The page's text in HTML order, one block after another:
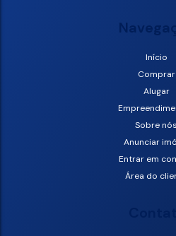
Início
Comprar
Alugar
Sobre nós
Anunciar
Entrar em
Área do